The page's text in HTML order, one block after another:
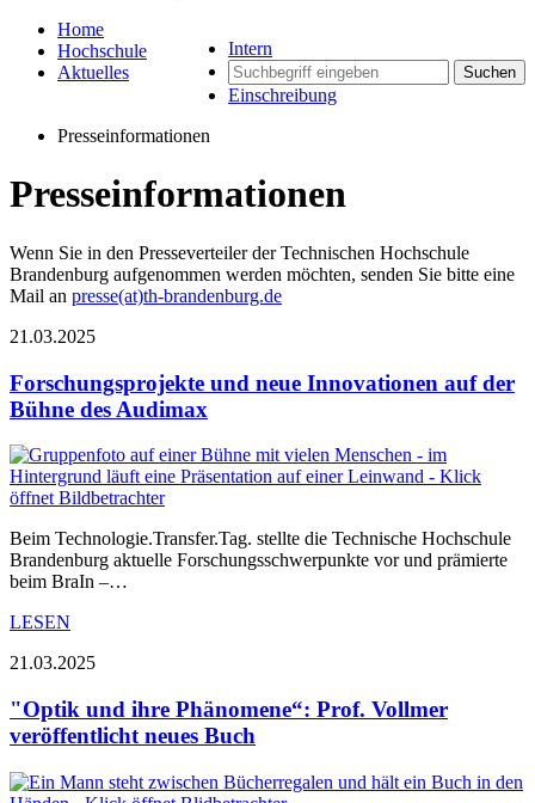
Intern
Suchen
Einschreibung
Home
Hochschule
Aktuelles
Presseinformationen
Presseinformationen
Wenn Sie in den Presseverteiler der Technischen Hochschule
Brandenburg aufgenommen werden möchten, senden Sie bitte eine
Mail an presse(at)th-brandenburg.de
21.03.2025
Forschungsprojekte und neue Innovationen auf der
Bühne des Audimax
Beim Technologie.Transfer.Tag. stellte die Technische Hochschule
Brandenburg aktuelle Forschungsschwerpunkte vor und prämierte
beim BraIn –…
LESEN
21.03.2025
"Optik und ihre Phänomene“: Prof. Vollmer
veröffentlicht neues Buch